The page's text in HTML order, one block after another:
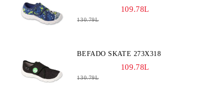
109.78L
130.79L
BEFADO SKATE 273X318
109.78L
130.79L